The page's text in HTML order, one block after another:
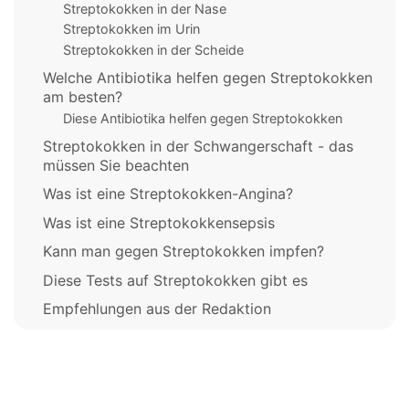
Streptokokken in der Nase
Streptokokken im Urin
Streptokokken in der Scheide
Welche Antibiotika helfen gegen Streptokokken
am besten?
Diese Antibiotika helfen gegen Streptokokken
Streptokokken in der Schwangerschaft - das
müssen Sie beachten
Was ist eine Streptokokken-Angina?
Was ist eine Streptokokkensepsis
Kann man gegen Streptokokken impfen?
Diese Tests auf Streptokokken gibt es
Empfehlungen aus der Redaktion